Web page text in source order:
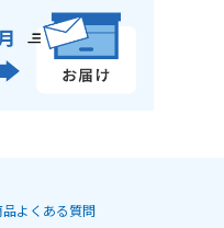
品よくある質問